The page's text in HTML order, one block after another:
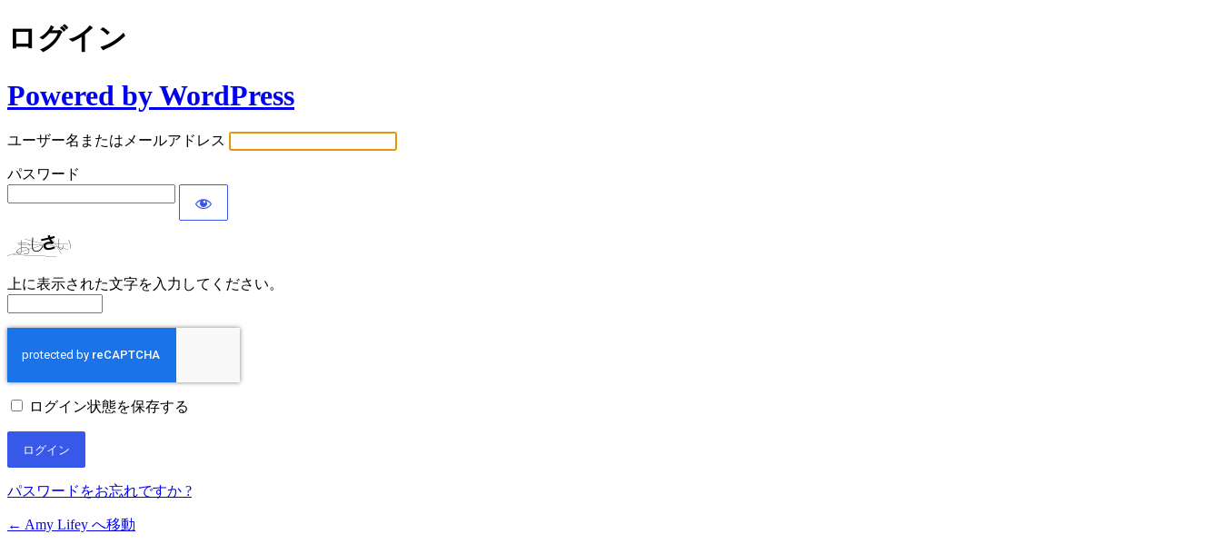
ログイン
Powered by WordPress
ユーザー名またはメールアドレス
パスワード
上に表示された文字を入力してください。
ログイン状態を保存する
パスワードをお忘れですか ?
← Amy Lifey へ移動